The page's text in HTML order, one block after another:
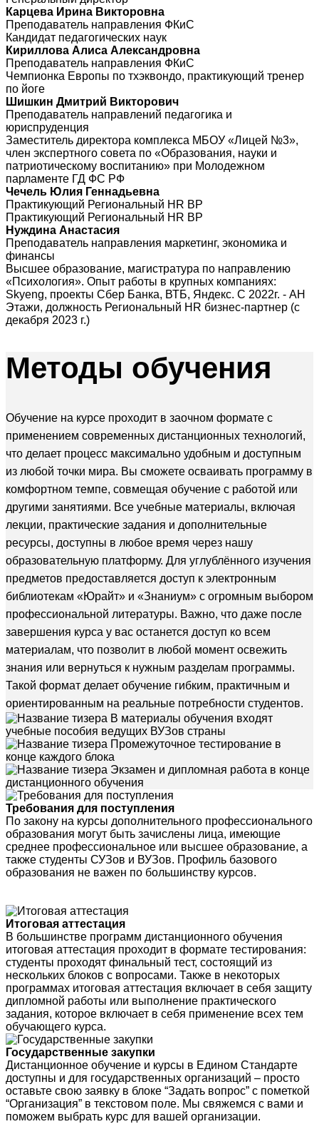
Карцева Ирина Викторовна
Преподаватель направления ФКиС
Кандидат педагогических наук
Кириллова Алиса Александровна
Преподаватель направления ФКиС
Чемпионка Европы по тхэквондо, практикующий тренер
по йоге
Шишкин Дмитрий Викторович
Преподаватель направлений педагогика и
юриспруденция
Заместитель директора комплекса МБОУ «Лицей №3»,
член экспертного совета по «Образования, науки и
патриотическому воспитанию» при Молодежном
парламенте ГД ФС РФ
Чечель Юлия Геннадьевна
Практикующий Региональный HR BP
Практикующий Региональный HR BP
Нуждина Анастасия
Преподаватель направления маркетинг, экономика и
финансы
Высшее образование, магистратура по направлению
«Психология». Опыт работы в крупных компаниях:
Skyeng, проекты Сбер Банка, ВТБ, Яндекс. С 2022г. - АН
Этажи, должность Региональный HR бизнес-партнер (с
декабря 2023 г.)
Методы обучения
Обучение на курсе проходит в заочном формате с
применением современных дистанционных технологий,
что делает процесс максимально удобным и доступным
из любой точки мира. Вы сможете осваивать программу в
комфортном темпе, совмещая обучение с работой или
другими занятиями. Все учебные материалы, включая
лекции, практические задания и дополнительные
ресурсы, доступны в любое время через нашу
образовательную платформу. Для углублённого изучения
предметов предоставляется доступ к электронным
библиотекам «Юрайт» и «Знаниум» с огромным выбором
профессиональной литературы. Важно, что даже после
завершения курса у вас останется доступ ко всем
материалам, что позволит в любой момент освежить
знания или вернуться к нужным разделам программы.
Такой формат делает обучение гибким, практичным и
ориентированным на реальные потребности студентов.
В материалы обучения входят
учебные пособия ведущих ВУЗов страны
Промежуточное тестирование в
конце каждого блока
Экзамен и дипломная работа в конце
дистанционного обучения
Требования для поступления
По закону на курсы дополнительного профессионального
образования могут быть зачислены лица, имеющие
среднее профессиональное или высшее образование, а
также студенты СУЗов и ВУЗов. Профиль базового
образования не важен по большинству курсов.
Итоговая аттестация
В большинстве программ дистанционного обучения
итоговая аттестация проходит в формате тестирования:
студенты проходят финальный тест, состоящий из
нескольких блоков с вопросами. Также в некоторых
программах итоговая аттестация включает в себя защиту
дипломной работы или выполнение практического
задания, которое включает в себя применение всех тем
обучающего курса.
Государственные закупки
Дистанционное обучение и курсы в Едином Стандарте
доступны и для государственных организаций – просто
оставьте свою заявку в блоке “Задать вопрос” с пометкой
“Организация” в текстовом поле. Мы свяжемся с вами и
поможем выбрать курс для вашей организации.